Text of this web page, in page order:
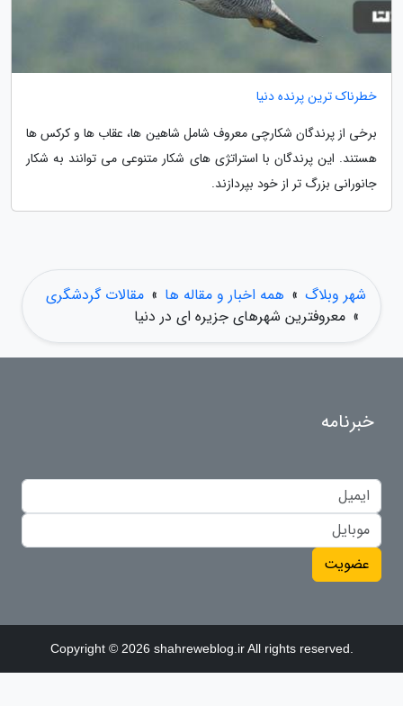
خطرناک ترین پرنده دنیا
برخی از پرندگان شکارچی معروف شامل شاهین ها، عقاب ها و کرکس ها
هستند. این پرندگان با استراتژی های شکار متنوعی می توانند به شکار
جانورانی بزرگ تر از خود بپردازند.
شهر وبلاگ » همه اخبار و مقاله ها » مقالات گردشگری
» معروفترین شهرهای جزیره ای در دنیا
خبرنامه
عضویت
Copyright © 2026 shahreweblog.ir All rights reserved.